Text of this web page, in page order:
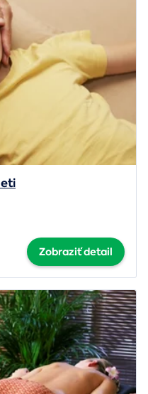
Zobraziť detail